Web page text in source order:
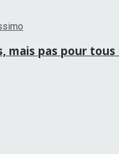
mais pas pour tous